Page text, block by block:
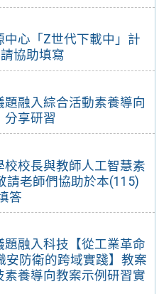
心「Z世代下載中」計
協助填寫
融入綜合活動素養導向
分享研習
校長與教師人工智慧素
請老師們協助於本(115)
答
融入科技【從工業革命
安防衛的跨域實踐】教案
養導向教案示例研習實